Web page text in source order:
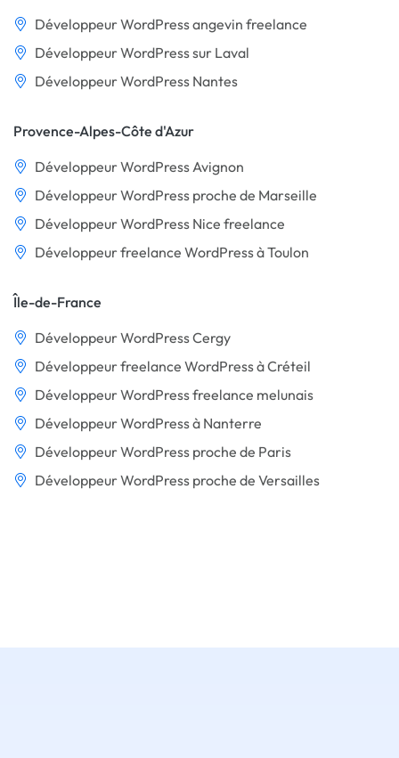
Développeur WordPress angevin freelance
Développeur WordPress sur Laval
Développeur WordPress Nantes
Provence-Alpes-Côte d'Azur
Développeur WordPress Avignon
Développeur WordPress proche de Marseille
Développeur WordPress Nice freelance
Développeur freelance WordPress à Toulon
Île-de-France
Développeur WordPress Cergy
Développeur freelance WordPress à Créteil
Développeur WordPress freelance melunais
Développeur WordPress à Nanterre
Développeur WordPress proche de Paris
Développeur WordPress proche de Versailles